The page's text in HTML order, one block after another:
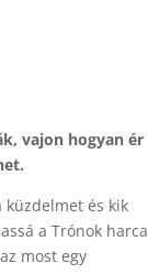
vajon hogyan ér
küzdelmet és kik
a Trónok harca
most egy